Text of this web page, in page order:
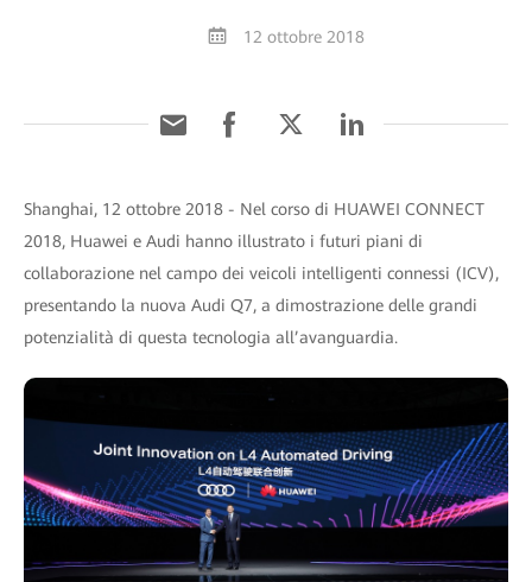
12 ottobre 2018
Shanghai, 12 ottobre 2018 - Nel corso di HUAWEI CONNECT
2018, Huawei e Audi hanno illustrato i futuri piani di
collaborazione nel campo dei veicoli intelligenti connessi (ICV),
presentando la nuova Audi Q7, a dimostrazione delle grandi
potenzialità di questa tecnologia all’avanguardia.